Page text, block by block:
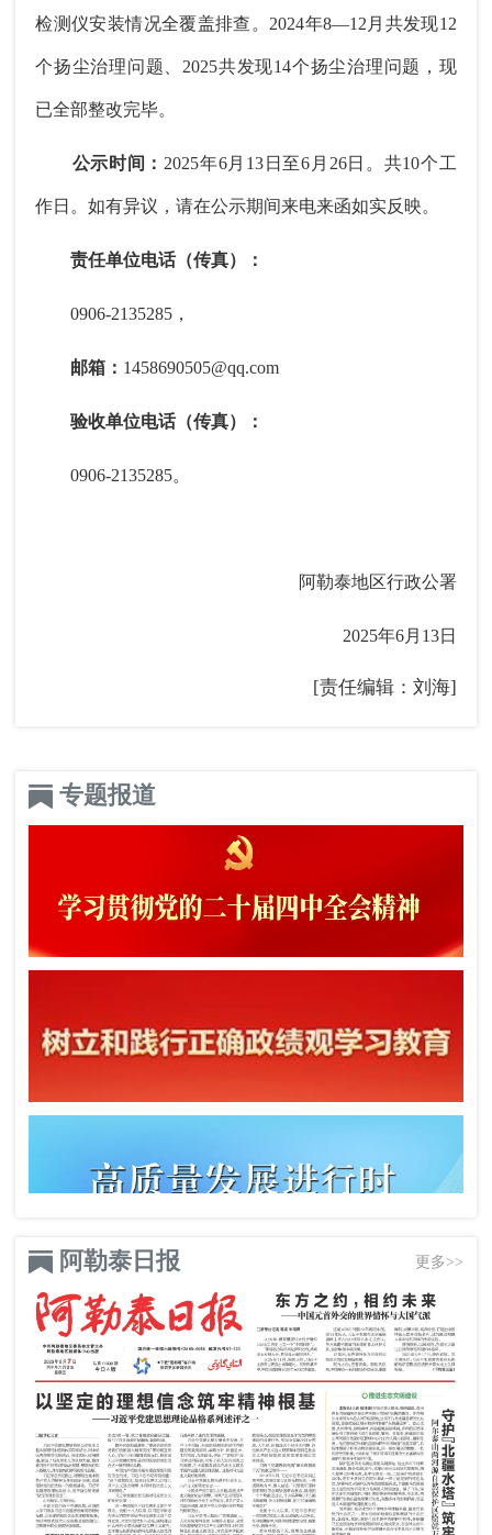
检测仪安装情况全覆盖排查。2024年8—12月共发现12
个扬尘治理问题、2025共发现14个扬尘治理问题，现
已全部整改完毕。
公示时间： 2025年6月13日至6月26日。共10个工
作日。如有异议，请在公示期间来电来函如实反映。
责任单位电话（传真）：
0906-2135285，
邮箱： 1458690505@qq.com
验收单位电话（传真）：
0906-2135285。
阿勒泰地区行政公署
2025年6月13日
[责任编辑：刘海]
专题报道
阿勒泰日报 更多>>